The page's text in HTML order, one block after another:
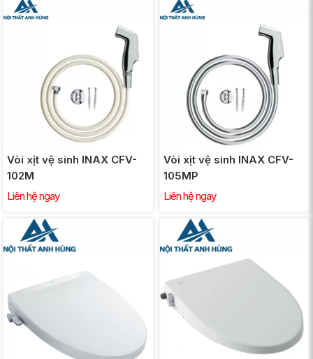
Vòi xịt vệ sinh INAX CFV-
102M
Liên hệ ngay
Vòi xịt vệ sinh INAX CFV-
105MP
Liên hệ ngay